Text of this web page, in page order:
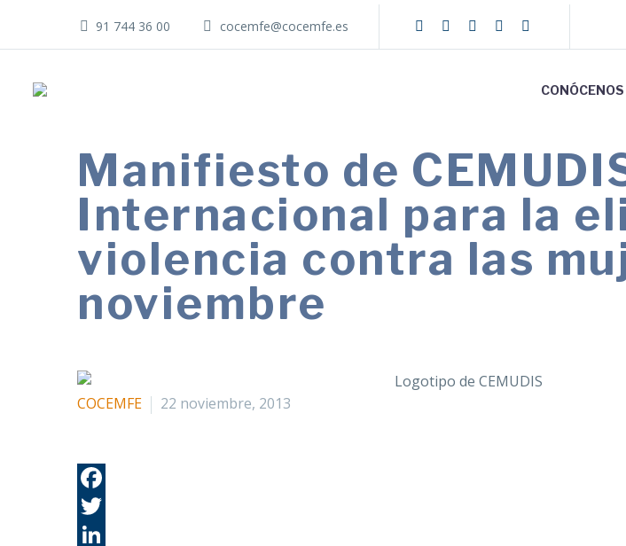
91 744 36 00 cocemfe@cocemfe.es
CONÓCENOS
Manifiesto de
Internacional para la
violencia contra las
noviembre
COCEMFE 22 noviembre, 2013